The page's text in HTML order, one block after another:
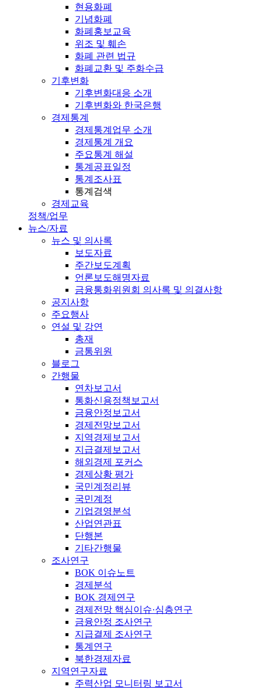
현용화폐
기념화폐
화폐홍보교육
위조 및 훼손
화폐 관련 법규
화폐교환 및 주화수급
기후변화
기후변화대응 소개
기후변화와 한국은행
경제통계
경제통계업무 소개
경제통계 개요
주요통계 해설
통계공표일정
통계조사표
통계검색
경제교육
정책/업무
뉴스/자료
뉴스 및 의사록
보도자료
주간보도계획
언론보도해명자료
금융통화위원회 의사록 및 의결사항
공지사항
주요행사
연설 및 강연
총재
금통위원
블로그
간행물
연차보고서
통화신용정책보고서
금융안정보고서
경제전망보고서
지역경제보고서
지급결제보고서
해외경제 포커스
경제상황 평가
국민계정리뷰
국민계정
기업경영분석
산업연관표
단행본
기타간행물
조사연구
BOK 이슈노트
경제분석
BOK 경제연구
경제전망 핵심이슈·심층연구
금융안정 조사연구
지급결제 조사연구
통계연구
북한경제자료
지역연구자료
주력산업 모니터링 보고서